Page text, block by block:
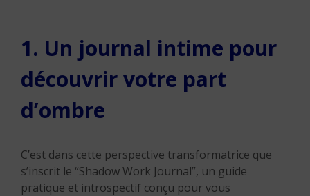
1. Un journal intime pour
découvrir votre part
d’ombre
C’est dans cette perspective transformatrice que
s’inscrit le “Shadow Work Journal”, un guide
pratique et introspectif conçu pour vous